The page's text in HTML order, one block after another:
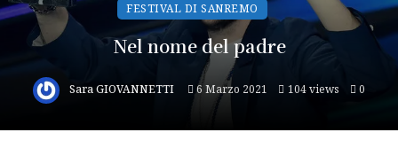
FESTIVAL DI SANREMO
Nel nome del padre
Sara GIOVANNETTI 6 Marzo 2021 104 views 0